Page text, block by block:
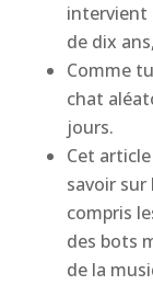
intervient
de dix
Comme
chat
jours.
Cet
savoir sur
compris
des bots
de la